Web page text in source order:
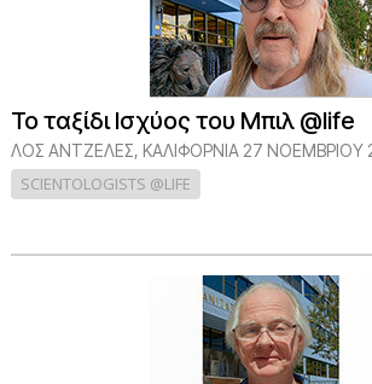
Το ταξίδι Ισχύος του Μπιλ @life
ΛΟΣ ΆΝΤΖΕΛΕΣ, ΚΑΛΙΦΌΡΝΙΑ 27 ΝΟΕΜΒΡΙΟΥ
SCIENTOLOGISTS @LIFE